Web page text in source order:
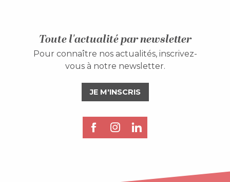
Toute l'actualité par newsletter
Pour connaître nos actualités, inscrivez-
vous à notre newsletter.
JE M'INSCRIS